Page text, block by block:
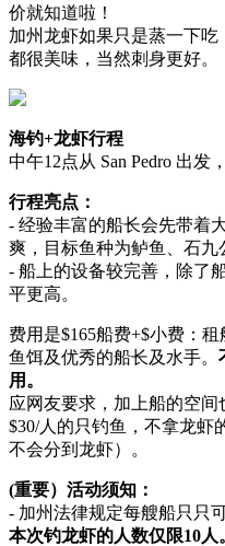
价就知道啦！
加州龙虾如果只是蒸一下
都很美味，当然刺身更好。
海钓+龙虾行程
中午12点从 San Pedro 出发
行程亮点：
- 经验丰富的船长会先带着
爽，目标鱼种为鲈鱼、石九
- 船上的设备较完善，除了
平更高。
费用是$165船费+$小费：
鱼饵及优秀的船长及水手。
用。
应网友要求，加上船的空
$30/人的只钓鱼，不拿龙虾
不会分到龙虾）。
(重要）活动须知：
- 加州法律规定每艘船只只
本次钓龙虾的人数仅限10人